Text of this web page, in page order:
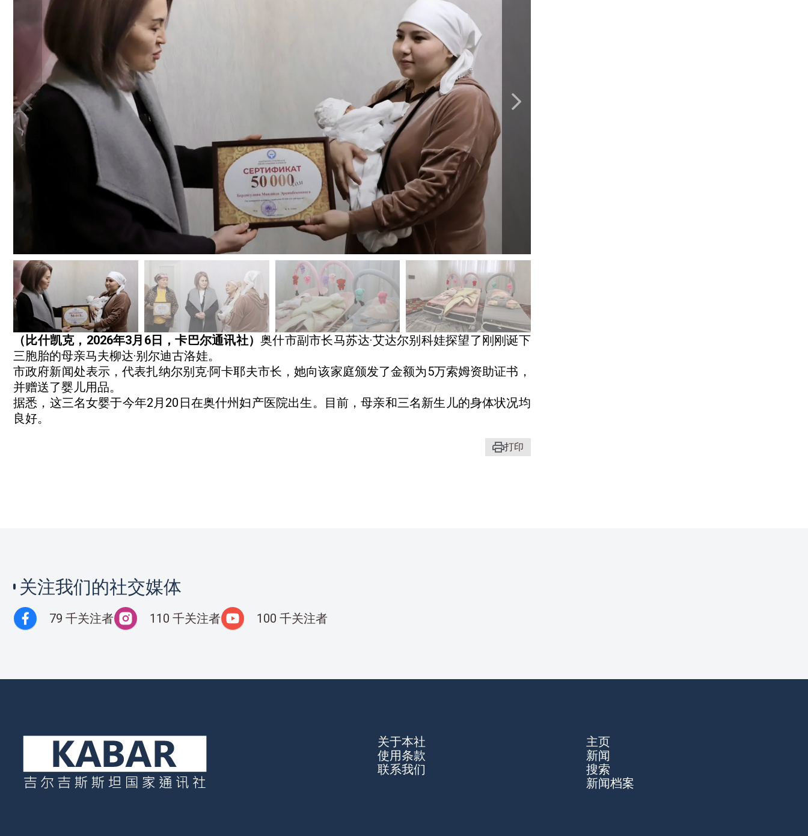
（比什凯克，2026年3月6日，卡巴尔通讯社）奥什市副市长马苏达·艾达尔别科娃探望了刚刚诞下
三胞胎的母亲马夫柳达·别尔迪古洛娃。
市政府新闻处表示，代表扎纳尔别克·阿卡耶夫市长，她向该家庭颁发了金额为5万索姆资助证书，
并赠送了婴儿用品。
据悉，这三名女婴于今年2月20日在奥什州妇产医院出生。目前，母亲和三名新生儿的身体状况均
良好。
打印
关注我们的社交媒体
79 千关注者 110 千关注者 100 千关注者
关于本社
使用条款
联系我们
主页
新闻
搜索
新闻档案